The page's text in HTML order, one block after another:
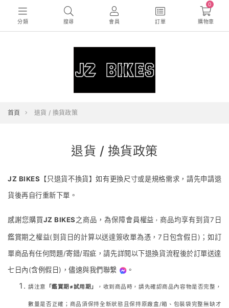
分類 搜尋 會員 訂單
0
購物車
首頁 退貨 / 換貨政策
退貨 / 換貨政策
JZ BIKES 【只退貨不換貨】如有更換尺寸或是規格需求，請先申請退
貨後再自行重新下單。
感謝您購買JZ BIKES之商品，為保障會員權益 ， 商品均享有到貨7日
鑑賞期之權益(到貨日的計算以送達簽收單為憑，7日包含假日)；如訂
單商品有任何問題/寄錯/瑕疵，請先詳閱以下退換貨流程後於訂單送達
七日內(含例假日)，儘速與我們聯繫
。
請注意 「鑑賞期≠試用期」 ，收到商品時，請先確認商品內容物是否完整，
數量是否正確；商品須保持全新狀態且保持原廠盒/箱、包裝袋完整無缺才